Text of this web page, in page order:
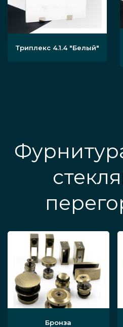
Триплекс 4.1.4"Белый"
Бронза